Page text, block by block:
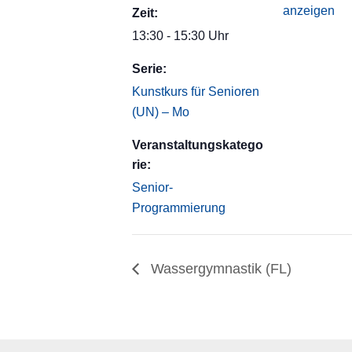
Zeit:
13:30 - 15:30 Uhr
Serie:
Kunstkurs für Senioren
(UN) – Mo
Veranstaltungskatego
rie:
Senior-
Programmierung
anzeigen
Wassergymnastik (FL)